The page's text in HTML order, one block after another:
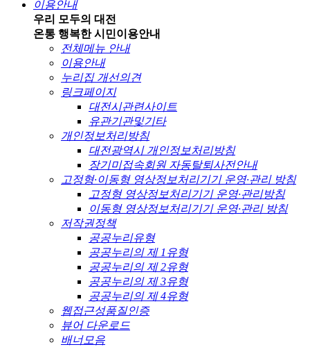
이용안내
우리 모두의 대전
온통 행복한 시민이용안내
전체메뉴 안내
이용안내
누리집 개선의견
링크페이지
대전시관련사이트
유관기관및기타
개인정보처리방침
대전광역시 개인정보처리방침
장기미접속회원 자동탈퇴사전안내
고정형·이동형 영상정보처리기기 운영·관리 방침
고정형 영상정보처리기기 운영·관리방침
이동형 영상정보처리기기 운영·관리 방침
저작권정책
공공누리유형
공공누리의 제 1유형
공공누리의 제 2유형
공공누리의 제 3유형
공공누리의 제 4유형
웹접근성품질인증
뷰어 다운로드
배너모음